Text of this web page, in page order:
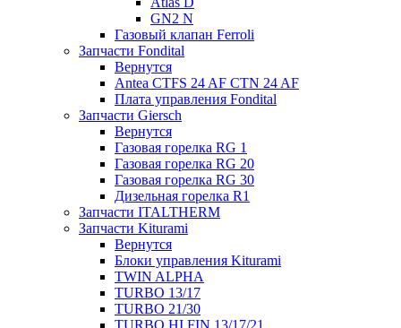
GN2 N
Газовый клапан Ferroli
Запчасти Fondital
Вернутся
Antea CTFS 24 AF CTN 24 AF
Плата управления Fondital
Запчасти Giersch
Вернутся
Газовая горелка RG 1
Газовая горелка RG 20
Газовая горелка RG 30
Дизельная горелка R1
Запчасти ITALTHERM
Запчасти Kiturami
Вернутся
Блоки управления Kiturami
TWIN ALPHA
TURBO 13/17
TURBO 21/30
TURBO HI FIN 13/17/21